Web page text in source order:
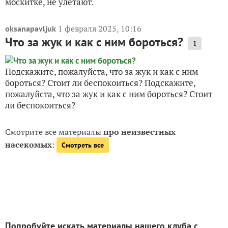
oksanapavljuk 1 февраля 2025, 10:16
Что за жук и как с ним бороться? 1
Подскажите, пожалуйста, что за жук и как с ним
бороться? Стоит ли беспокоиться? Подскажите,
пожалуйста, что за жук и как с ним бороться? Стоит
ли беспокоиться?
Смотрите все материалыпро неизвестных
насекомых: Смотреть все